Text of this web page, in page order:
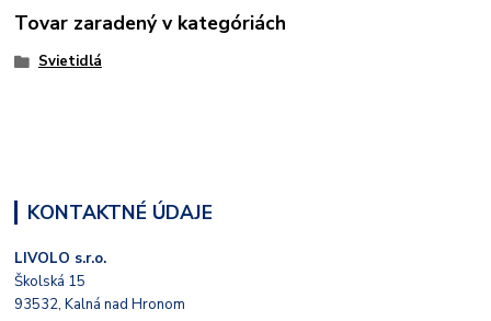
Tovar zaradený v kategóriách
Svietidlá
KONTAKTNÉ ÚDAJE
LIVOLO s.r.o.
Školská 15
93532, Kalná nad Hronom